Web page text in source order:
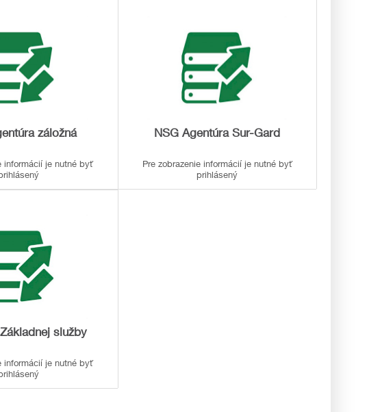
záložná
informácií je nutné byť
prihlásený
NSG Agentúra Sur-Gard
Pre zobrazenie informácií je nutné byť
prihlásený
služby
informácií je nutné byť